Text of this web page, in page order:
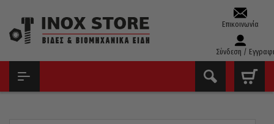
Επικοινωνία
Σύνδεση /